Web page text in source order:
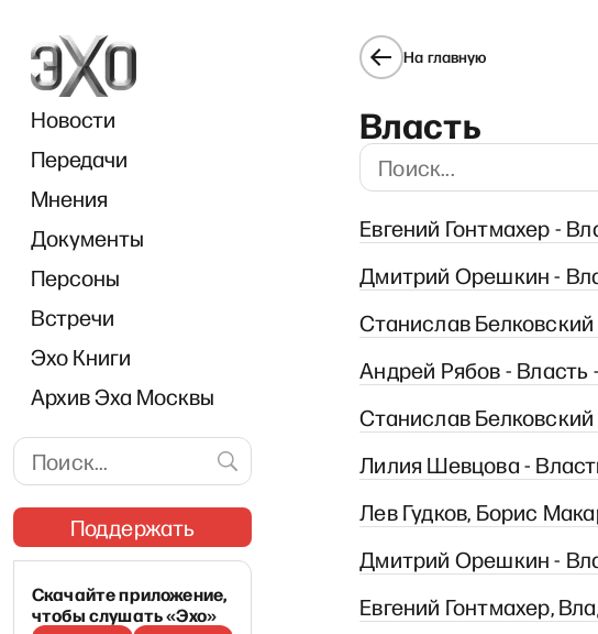
Новости
Передачи
Мнения
Документы
Персоны
Встречи
Эхо Книги
Архив Эха Москвы
Поддержать
Скачайте приложение,
чтобы слушать «Эхо»
На главную
Власть
Евгений Гонтмахер -
Дмитрий Орешкин -
Станислав
Андрей Рябов - Власть
Станислав
Лилия Шевцова -
Лев Гудков, Борис
Дмитрий Орешкин -
Евгений Гонтмахер,
ON